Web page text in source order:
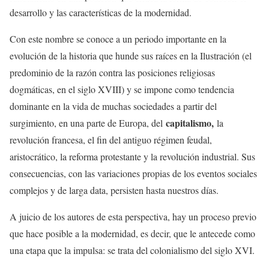
desarrollo y las características de la modernidad.
Con este nombre se conoce a un periodo importante en la
evolución de la historia que hunde sus raíces en la Ilustración (el
predominio de la razón contra las posiciones religiosas
dogmáticas, en el siglo XVIII) y se impone como tendencia
dominante en la vida de muchas sociedades a partir del
surgimiento, en una parte de Europa, del capitalismo, la
revolución francesa, el fin del antiguo régimen feudal,
aristocrático, la reforma protestante y la revolución industrial. Sus
consecuencias, con las variaciones propias de los eventos sociales
complejos y de larga data, persisten hasta nuestros días.
A juicio de los autores de esta perspectiva, hay un proceso previo
que hace posible a la modernidad, es decir, que le antecede como
una etapa que la impulsa: se trata del colonialismo del siglo XVI.